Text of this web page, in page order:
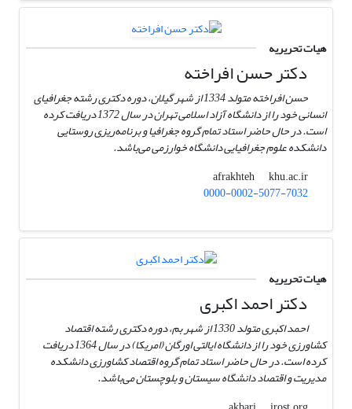
هیات تحریریه
دکتر حسن افراخته
حسن افراخته متولد 1334 از شهر گیلان، دوره دکتری رشته جغرافیای
انسانی خود را از دانشگاه آزاد اسلامی تهران در سال 1372 دریافت کرده
است. در حال حاضر استاد تمام گروه جغرافیا و برنامه‌ریزی روستایی
دانشکده علوم جغرافیایی دانشگاه خوارزمی می‌باشد.
afrakhteh
khu.ac.ir
0000-0002-5077-7032
هیات تحریریه
دکتر احمد اکبری
احمد اکبری متولد 1330 از شهر بم، دوره دکتری رشته اقتصاد
کشاورزی خود را از دانشگاه ایالتی اورگان (امریکا) در سال 1364 دریافت
کرده است. در حال حاضر استاد تمام گروه اقتصاد کشاورزی دانشکده
مدیریت و اقتصاد دانشگاه سیستان و بلوچستان می‌باشد.